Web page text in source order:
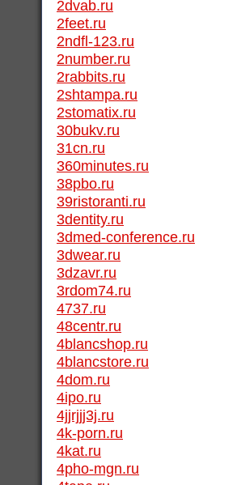
2dvab.ru
2feet.ru
2ndfl-123.ru
2number.ru
2rabbits.ru
2shtampa.ru
2stomatix.ru
30bukv.ru
31cn.ru
360minutes.ru
38pbo.ru
39ristoranti.ru
3dentity.ru
3dmed-conference.ru
3dwear.ru
3dzavr.ru
3rdom74.ru
4737.ru
48centr.ru
4blancshop.ru
4blancstore.ru
4dom.ru
4ipo.ru
4jjrjjj3j.ru
4k-porn.ru
4kat.ru
4pho-mgn.ru